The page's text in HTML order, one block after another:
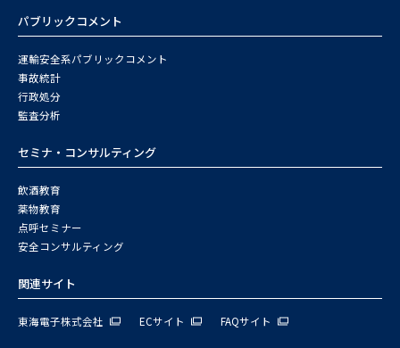
パブリックコメント
運輸安全系パブリックコメント
事故統計
行政処分
監査分析
セミナ・コンサルティング
飲酒教育
薬物教育
点呼セミナー
安全コンサルティング
関連サイト
東海電子株式会社 ECサイト FAQサイト